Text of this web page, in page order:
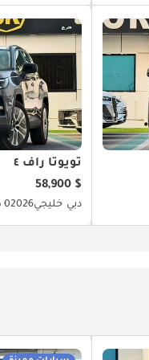
تويوتا راف ٤
$ 58,900
دبي خليجي20260 كيلومتر